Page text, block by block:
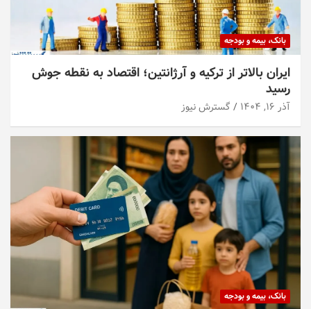
بانک، بیمه و بودجه
ایران بالاتر از ترکیه و آرژانتین؛ اقتصاد به نقطه جوش
رسید
آذر ۱۶, ۱۴۰۴ گسترش نیوز
بانک، بیمه و بودجه